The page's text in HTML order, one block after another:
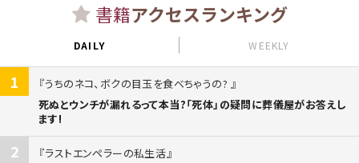
書籍アクセスランキング
DAILY WEEKLY
1
うちのネコ、ボクの目玉を食べちゃうの?
死ぬとウンチが漏れるって本当?「死体」の疑問に葬儀屋がお答えし
ます!
2
ラストエンペラーの私生活